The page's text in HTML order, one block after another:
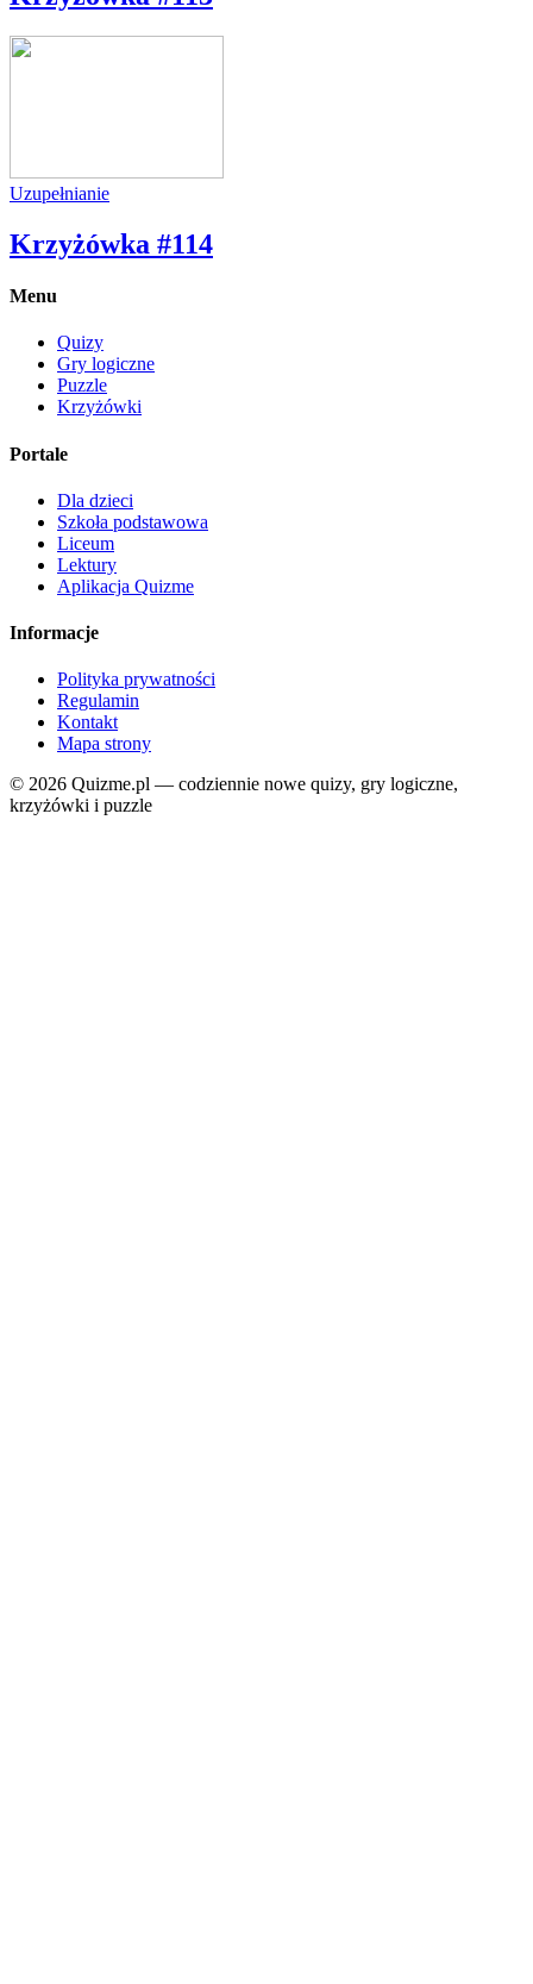
Uzupełnianie
Krzyżówka #114
Menu
Quizy
Gry logiczne
Puzzle
Krzyżówki
Portale
Dla dzieci
Szkoła podstawowa
Liceum
Lektury
Aplikacja Quizme
Informacje
Polityka prywatności
Regulamin
Kontakt
Mapa strony
© 2026 Quizme.pl — codziennie nowe quizy, gry logiczne,
krzyżówki i puzzle